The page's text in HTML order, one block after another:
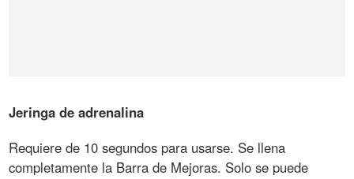
Jeringa de adrenalina
Requiere de 10 segundos para usarse. Se llena
completamente la Barra de Mejoras. Solo se puede